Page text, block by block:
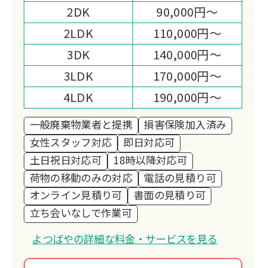
2DK
90,000円～
2LDK
110,000円～
3DK
140,000円～
3LDK
170,000円～
4LDK
190,000円～
一般廃棄物業者と提携
損害保険加入済み
女性スタッフ対応
即日対応可
土日祝日対応可
18時以降対応可
荷物の移動のみの対応
電話の見積り可
オンライン見積り可
書面の見積り可
立ち会いなしで作業可
よつばやの詳細な料金・サービスを見る